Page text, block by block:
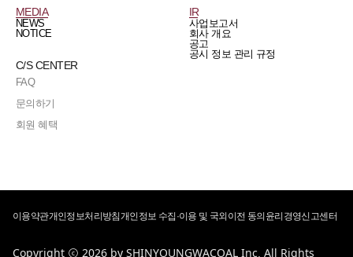
MEDIA
NEWS
NOTICE
IR
사업보고서
회사 개요
공고
공시 정보 관리 규정
C/S CENTER
FAQ
문의하기
회원 혜택
이용약관개인정보처리방침개인정보 수집·이용 및 국외이전 동의 윤리경영신고센터
Copyright ⓒ 2026 by SHINYOUNGWACOAL Inc. All Rights